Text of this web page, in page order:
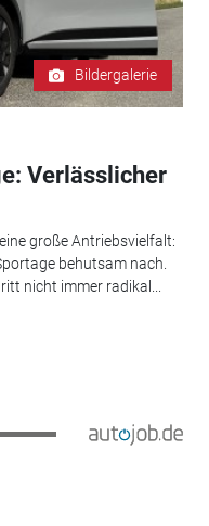
Bildergalerie
Verlässlicher
große Antriebsvielfalt:
behutsam nach.
nicht immer radikal...